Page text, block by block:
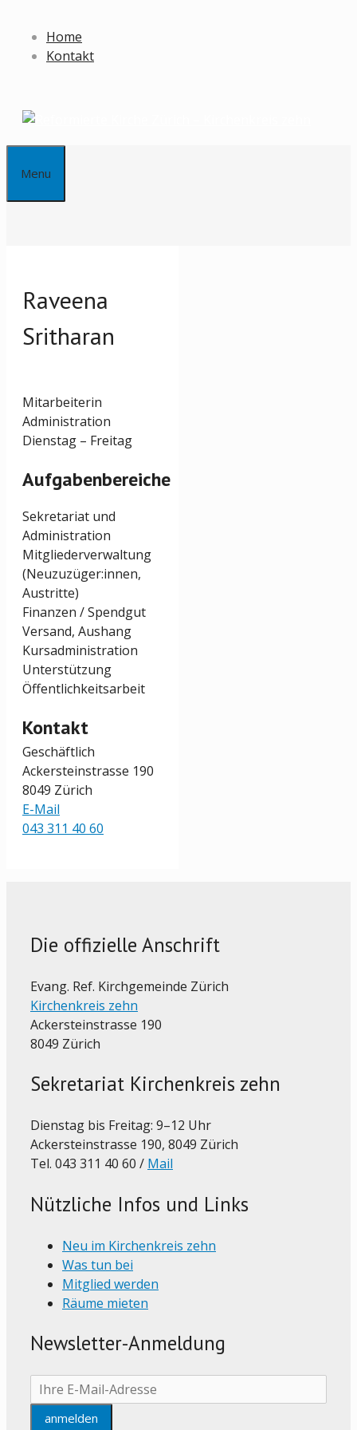
Inhalt
Home
Kontakt
Menu
Raveena
Sritharan
Mitarbeiterin
Administration
Dienstag – Freitag
Aufgabenbereiche
Sekretariat und
Administration
Mitgliederverwaltung
(Neuzuzüger:innen,
Austritte)
Finanzen / Spendgut
Versand, Aushang
Kursadministration
Unterstützung
Öffentlichkeitsarbeit
Kontakt
Geschäftlich
Ackersteinstrasse 190
8049 Zürich
E-Mail
043 311 40 60
Die offizielle Anschrift
Evang. Ref. Kirchgemeinde Zürich
Kirchenkreis zehn
Ackersteinstrasse 190
8049 Zürich
Sekretariat Kirchenkreis zehn
Dienstag bis Freitag: 9–12 Uhr
Ackersteinstrasse 190, 8049 Zürich
Tel. 043 311 40 60 / Mail
Nützliche Infos und Links
Neu im Kirchenkreis zehn
Was tun bei
Mitglied werden
Räume mieten
Newsletter-Anmeldung